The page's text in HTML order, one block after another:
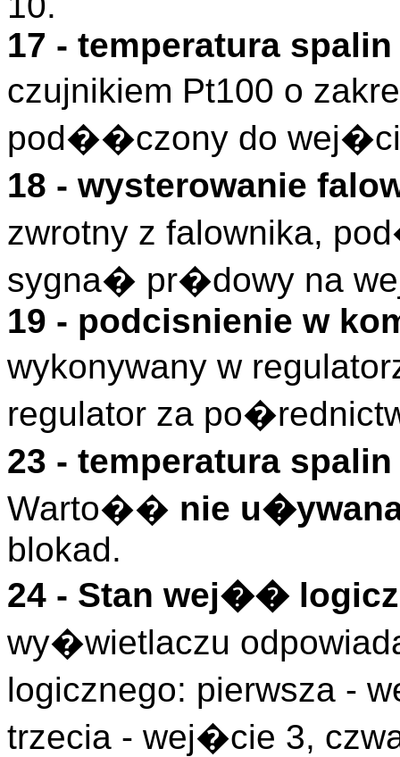
17 - temperatura
czujnikiem Pt100 o
pod��czony do
18 - wysterowanie
zwrotny z falownika,
sygna� pr�dowy na
19 - podcisnienie w
wykonywany w
regulator za
23 - temperatura
Warto�� nie
blokad.
24 - Stan wej��
wy�wietlaczu
logicznego: pierwsza -
trzecia - wej�cie 3,